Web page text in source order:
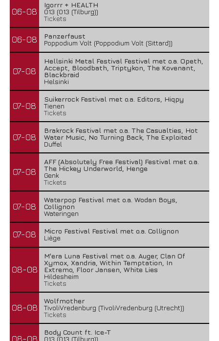
06-08
Igorrr + HEALTH
013 (013 (Tilburg))
Tickets
06-08
Panzerfaust
Poppodium Volt (Poppodium Volt (Sittard))
07-08
Hellsinki Metal Festival Festival met o.a. Opeth,
Accept, Bloodbath, Triptykon, The Kovenant,
Blackbraid
Helsinki
07-08
Suikerrock Festival met o.a. Editors, Hiqpy
Tienen
Tickets
07-08
Brakrock Festival met o.a. The Casualties, Hot
Water Music, No Turning Back, The Exploited
Duffel
07-08
AFF (Absolutely Free Festival) Festival met o.a.
The Hickey Underworld, Henge
Genk
Tickets
07-08
Waterpop Festival met o.a. Wodan Boys,
Collignon
Wateringen
07-08
Micro Festival Festival met o.a. Collignon
Liège
08-08
M'era Luna Festival met o.a. Auger, Clan Of
Xymox, Xandria, Within Temptation, In
Extremo, Floor Jansen, White Lies
Hildesheim
Tickets
08-08
Wolfmother
TivoliVredenburg (TivoliVredenburg (Utrecht))
Tickets
08-08
Body Count ft. Ice-T
013 (013 (Tilburg))